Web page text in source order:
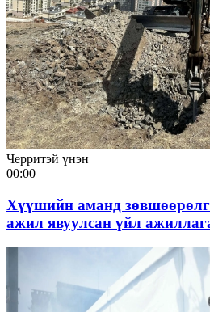
Черритэй үнэн
00:00
Хүүшийн аманд
ажил явуулсан үйл